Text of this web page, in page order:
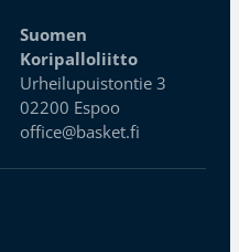
Suomen
Koripalloliitto
Urheilupuistontie 3
02200 Espoo
office@basket.fi